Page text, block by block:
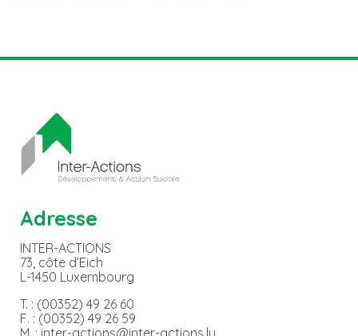
Adresse
INTER-ACTIONS
73, côte d’Eich
L-1450 Luxembourg
T. : (00352) 49 26 60
F. : (00352) 49 26 59
M. : inter-actions@inter-actions.lu